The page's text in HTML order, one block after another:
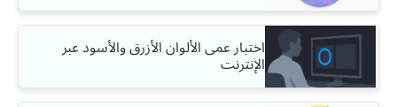
اختبار عمى الألوان الأزرق والأسود عبر
الإنترنت